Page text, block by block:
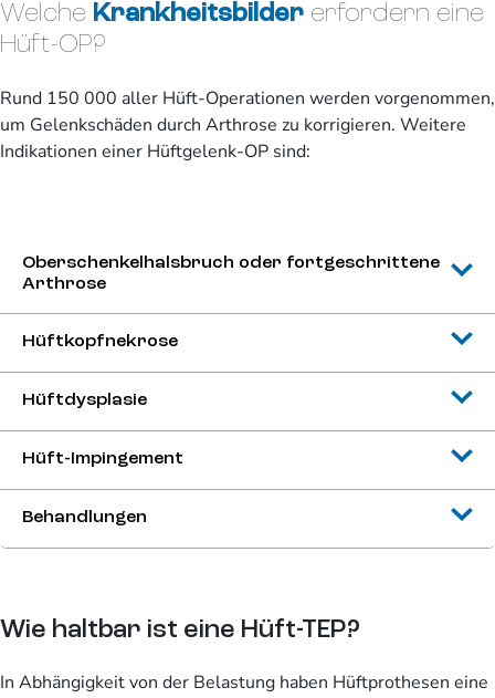
Welche Krankheitsbilder erfordern eine
Hüft-OP?
Rund 150 000 aller Hüft-Operationen werden vorgenommen,
um Gelenkschäden durch Arthrose zu korrigieren. Weitere
Indikationen einer Hüftgelenk-OP sind:
Oberschenkelhalsbruch oder fortgeschrittene
Arthrose
Hüftkopfnekrose
Hüftdysplasie
Hüft-Impingement
Behandlungen
Wie haltbar ist eine Hüft-TEP?
In Abhängigkeit von der Belastung haben Hüftprothesen eine